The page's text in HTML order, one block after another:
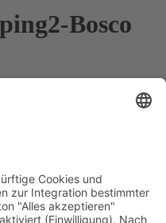
Bosco